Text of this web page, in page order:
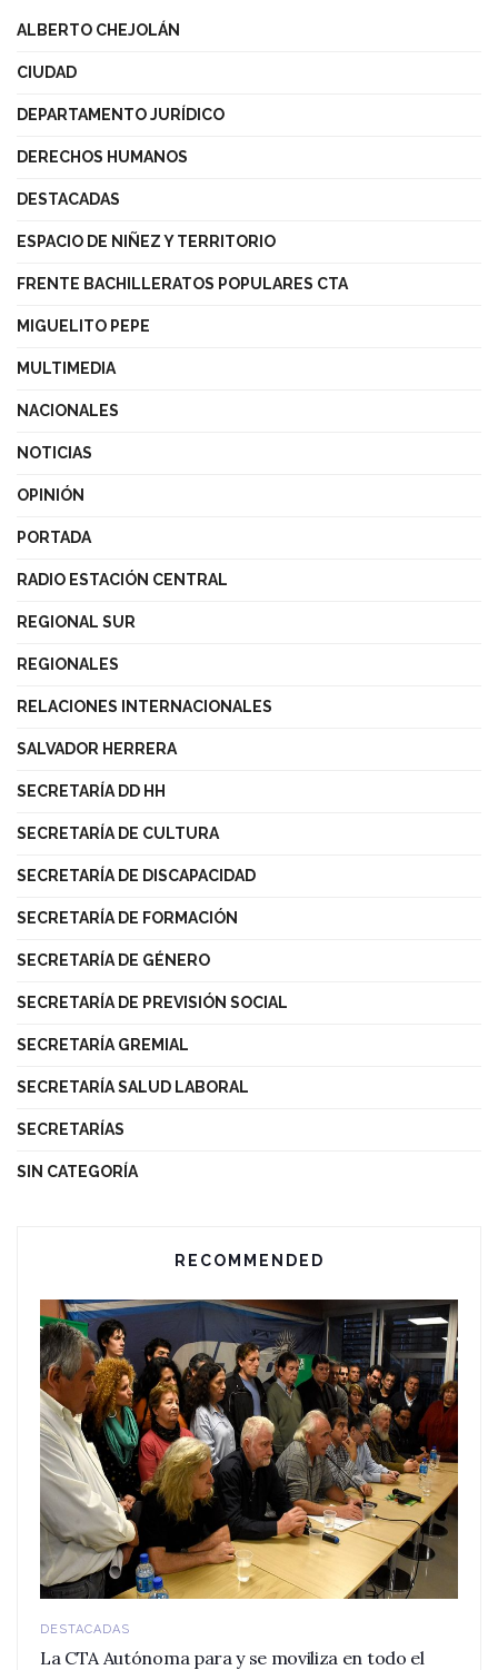
ALBERTO CHEJOLÁN
CIUDAD
DEPARTAMENTO JURÍDICO
DERECHOS HUMANOS
DESTACADAS
ESPACIO DE NIÑEZ Y TERRITORIO
FRENTE BACHILLERATOS POPULARES CTA
MIGUELITO PEPE
MULTIMEDIA
NACIONALES
NOTICIAS
OPINIÓN
PORTADA
RADIO ESTACIÓN CENTRAL
REGIONAL SUR
REGIONALES
RELACIONES INTERNACIONALES
SALVADOR HERRERA
SECRETARÍA DD HH
SECRETARÍA DE CULTURA
SECRETARÍA DE DISCAPACIDAD
SECRETARÍA DE FORMACIÓN
SECRETARÍA DE GÉNERO
SECRETARÍA DE PREVISIÓN SOCIAL
SECRETARÍA GREMIAL
SECRETARÍA SALUD LABORAL
SECRETARÍAS
SIN CATEGORÍA
RECOMMENDED
DESTACADAS
La CTA Autónoma para y se moviliza en todo el